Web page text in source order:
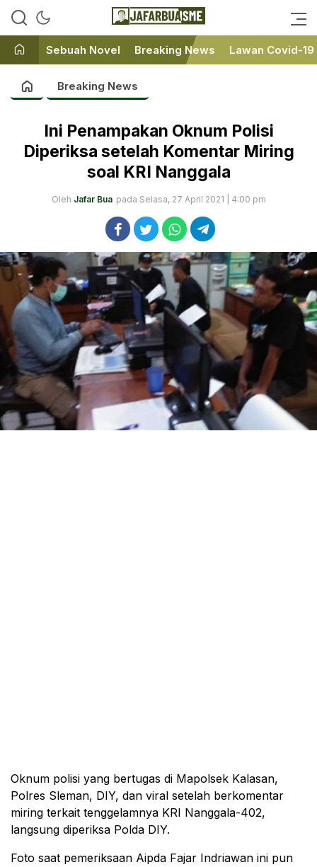
JafarBua
Ini bukan Media Online, Ini
Sebuah Novel Breaking News Lawan Covid-19
Breaking News
Ini Penampakan Oknum Polisi
Diperiksa setelah Komentar Miring
soal KRI Nanggala
Oleh Jafar Bua pada Selasa, 27 April 2021 | 4:00 pm
Oknum polisi yang bertugas di Mapolsek Kalasan,
Polres Sleman, DIY, dan viral setelah berkomentar
miring terkait tenggelamnya KRI Nanggala-402,
langsung diperiksa Polda DIY.
Foto saat pemeriksaan Aipda Fajar Indriawan ini pun